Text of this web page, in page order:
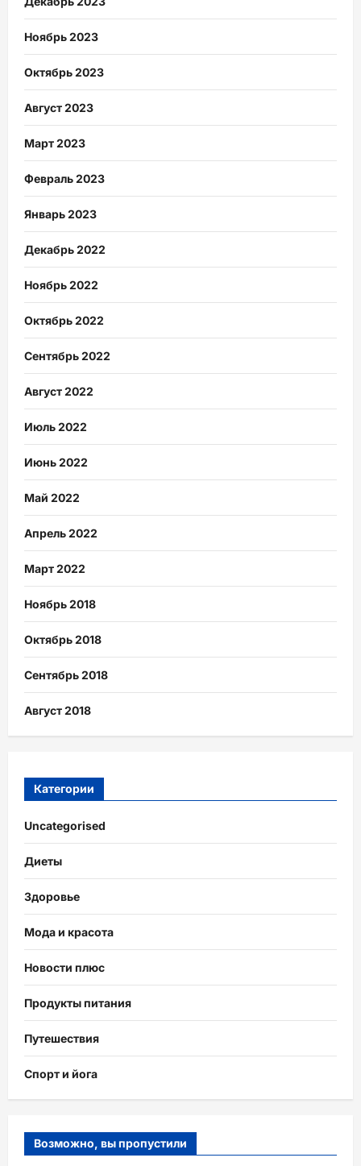
Ноябрь 2023
Октябрь 2023
Август 2023
Март 2023
Февраль 2023
Январь 2023
Декабрь 2022
Ноябрь 2022
Октябрь 2022
Сентябрь 2022
Август 2022
Июль 2022
Июнь 2022
Май 2022
Апрель 2022
Март 2022
Ноябрь 2018
Октябрь 2018
Сентябрь 2018
Август 2018
Категории
Uncategorised
Диеты
Здоровье
Мода и красота
Новости плюс
Продукты питания
Путешествия
Спорт и йога
Возможно, вы пропустили